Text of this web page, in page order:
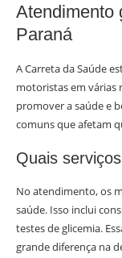
Atendimento
Paraná
A Carreta da Saúde
motoristas em várias
promover a saúde e
comuns que afetam
Quais
No atendimento, os
saúde. Isso inclui
testes de glicemia.
grande diferença na